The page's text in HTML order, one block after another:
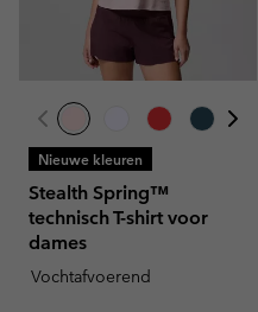
Nieuwe kleuren
Stealth Spring™
technisch T-shirt voor
dames
Vochtafvoerend